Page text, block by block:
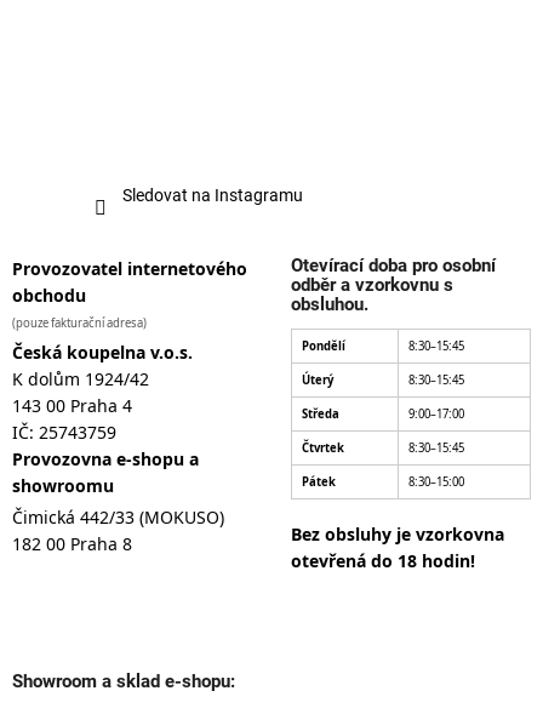
Sledovat na Instagramu
Provozovatel internetového
obchodu
(pouze fakturační adresa)
Česká koupelna v.o.s.
K dolům 1924/42
143 00 Praha 4
IČ: 25743759
Provozovna e-shopu a
showroomu
Čimická 442/33 (MOKUSO)
182 00 Praha 8
Otevírací doba pro osobní
odběr a vzorkovnu s
obsluhou.
Pondělí 8:30–15:45
Úterý 8:30–15:45
Středa 9:00–17:00
Čtvrtek 8:30–15:45
Pátek 8:30–15:00
Bez obsluhy je vzorkovna
otevřená do 18 hodin!
Showroom a sklad e-shopu: